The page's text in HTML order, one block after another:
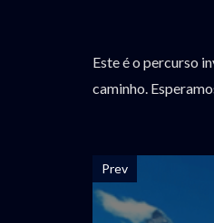
Este é o percurso
caminho.
Prev